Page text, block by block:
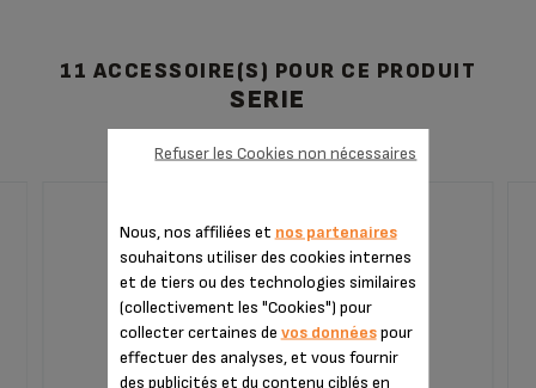
11 ACCESSOIRE(S) POUR CE PRODUIT
SERIE
DÉTARTRANTS POUDRE X2 F054001B
Nous, nos affiliées et nos partenaires
souhaitons utiliser des cookies internes
et de tiers ou des technologies similaires
(collectivement les "Cookies") pour
collecter certaines de vos donnéespour
effectuer des analyses, et vous fournir
des publicités et du contenu ciblés en
Refuser les Cookies non nécessaires